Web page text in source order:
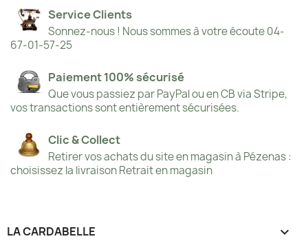
Service Clients
Sonnez-nous ! Nous sommes à votre écoute 04-
67-01-57-25
Paiement 100% sécurisé
Que vous passiez par PayPal ou en CB via Stripe,
vos transactions sont entièrement sécurisées.
Clic & Collect
Retirer vos achats du site en magasin à Pézenas :
choisissez la livraison Retrait en magasin
LA CARDABELLE 